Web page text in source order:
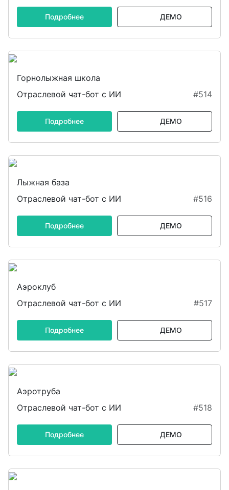
Подробнее ДЕМО
Горнолыжная школа
Отраслевой чат-бот с ИИ
#514
Подробнее ДЕМО
Лыжная база
Отраслевой чат-бот с ИИ
#516
Подробнее ДЕМО
Аэроклуб
Отраслевой чат-бот с ИИ
#517
Подробнее ДЕМО
Аэротруба
Отраслевой чат-бот с ИИ
#518
Подробнее ДЕМО